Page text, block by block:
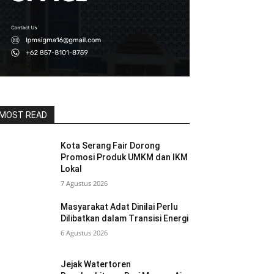
READ
Kota Serang Fair Dorong
Promosi Produk UMKM dan IKM
Lokal
7 Agustus 2026
Masyarakat Adat Dinilai Perlu
Dilibatkan dalam Transisi Energi
6 Agustus 2026
Jejak Watertoren